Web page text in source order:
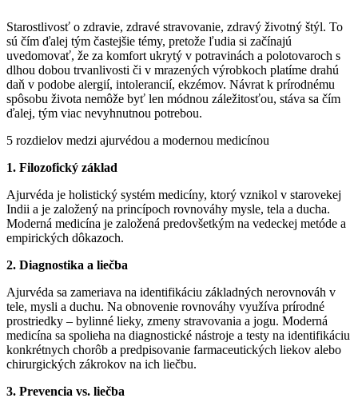
Starostlivosť o zdravie, zdravé stravovanie, zdravý životný štýl. To
sú čím ďalej tým častejšie témy, pretože ľudia si začínajú
uvedomovať, že za komfort ukrytý v potravinách a polotovaroch s
dlhou dobou trvanlivosti či v mrazených výrobkoch platíme drahú
daň v podobe alergií, intolerancií, ekzémov. Návrat k prírodnému
spôsobu života nemôže byť len módnou záležitosťou, stáva sa čím
ďalej, tým viac nevyhnutnou potrebou.
5 rozdielov medzi ajurvédou a modernou medicínou
1. Filozofický základ
Ajurvéda je holistický systém medicíny, ktorý vznikol v starovekej
Indii a je založený na princípoch rovnováhy mysle, tela a ducha.
Moderná medicína je založená predovšetkým na vedeckej metóde a
empirických dôkazoch.
2. Diagnostika a liečba
Ajurvéda sa zameriava na identifikáciu základných nerovnováh v
tele, mysli a duchu. Na obnovenie rovnováhy využíva prírodné
prostriedky – bylinné lieky, zmeny stravovania a jogu. Moderná
medicína sa spolieha na diagnostické nástroje a testy na identifikáciu
konkrétnych chorôb a predpisovanie farmaceutických liekov alebo
chirurgických zákrokov na ich liečbu.
3. Prevencia vs. liečba